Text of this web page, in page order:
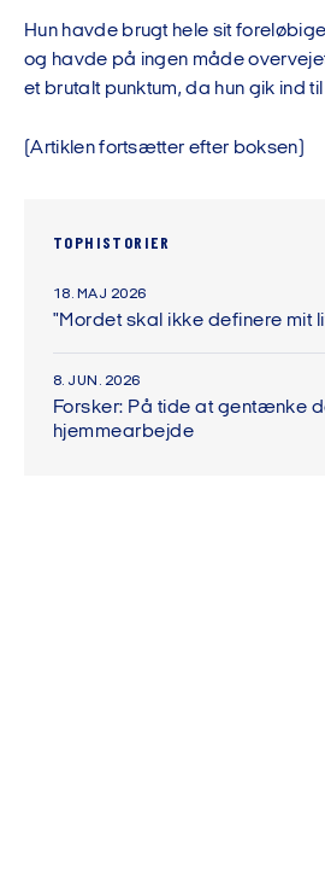
Hun havde brugt hele sit
og havde på ingen måde
et brutalt punktum, da hun gik ind
(Artiklen fortsætter efter boksen)
TOPHISTORIER
18. MAJ 2026
"Mordet skal ikke definere mit
8. JUN. 2026
Forsker: På tide at gentænke
hjemmearbejde